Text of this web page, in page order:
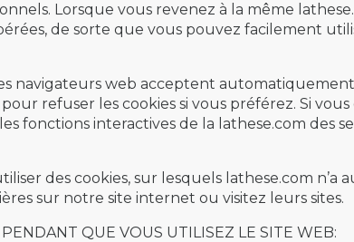
Lorsque vous revenez à la même
de sorte que vous pouvez facilement
navigateurs web acceptent automatiquement
refuser les cookies si vous préférez. Si vous
interactives de la lathese.com des
des cookies, sur lesquels lathese.com n’a
sur notre site internet ou visitez leurs sites.
QUE VOUS UTILISEZ LE SITE WEB: